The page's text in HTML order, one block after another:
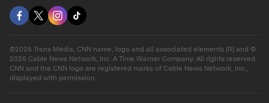
©2026 Trans Media, CNN name, logo and all associated elements (R) and ©
2026 Cable News Network, Inc. A Time Warner Company. All rights reserved.
CNN and the CNN logo are registered marks of Cable News Network, Inc.,
displayed with permission.